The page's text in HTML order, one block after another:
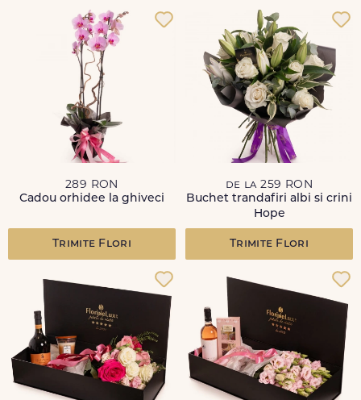
289 RON
Cadou orhidee la ghiveci
Trimite Flori
de la 259 RON
Buchet trandafiri albi si crini
Hope
Trimite Flori